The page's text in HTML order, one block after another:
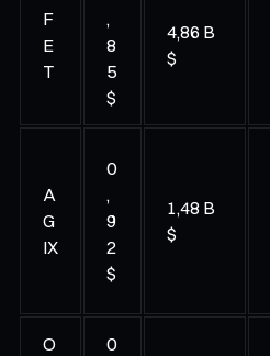
F
E
T
,
8
5
$
4,86 B
$
A
G
IX
0
,
9
2
$
1,48 B
$
O
0